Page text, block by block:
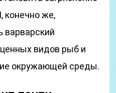
же,
варварский
видов рыб и
окружающей среды.